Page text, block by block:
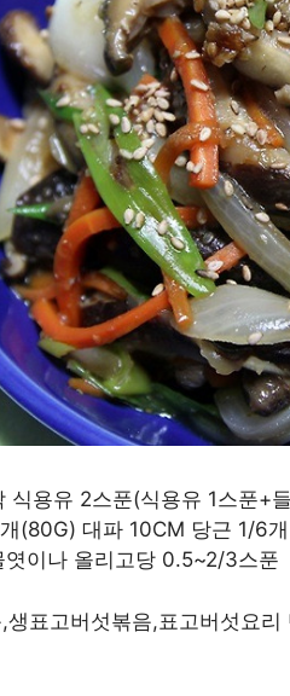
식용유 2스푼(식용유 1스푼+
(80G) 대파 10CM 당근 1/6
이나 올리고당 0.5~2/3스푼